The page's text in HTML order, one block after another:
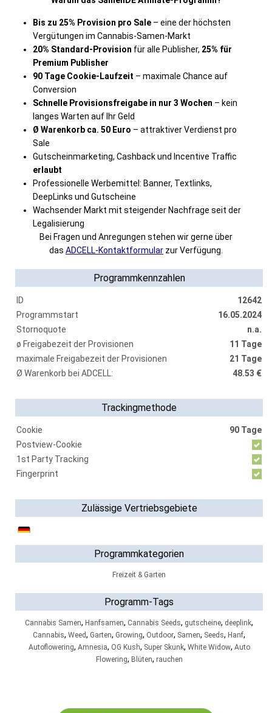
Bis zu 25% Provision pro Sale – eine der höchsten
Vergütungen im Cannabis-Samen-Markt
20% Standard-Provision für alle Publisher, 25% für
Premium Publisher
90 Tage Cookie-Laufzeit – maximale Chance auf
Conversion
Schnelle Provisionsfreigabe in nur 3 Wochen – kein
langes Warten auf Ihr Geld
Ø Warenkorb ca. 50 Euro – attraktiver Verdienst pro
Sale
Gutscheinmarketing, Cashback und Incentive Traffic
erlaubt
Professionelle Werbemittel: Banner, Textlinks,
DeepLinks und Gutscheine
Wachsender Markt mit steigender Nachfrage seit der
Legalisierung
Bei Fragen und Anregungen stehen wir gerne über
das ADCELL-Kontaktformular zur Verfügung.
Programmkennzahlen
ID
12642
Programmstart
16.05.2024
Stornoquote
n.a.
ø Freigabezeit der Provisionen
11 Tage
maximale Freigabezeit der Provisionen
21 Tage
Ø Warenkorb bei ADCELL:
48.53 €
Trackingmethode
Cookie
90 Tage
Postview-Cookie
1st Party Tracking
Fingerprint
Zulässige Vertriebsgebiete
Programmkategorien
Freizeit & Garten
Programm-Tags
Cannabis Samen, Hanfsamen, Cannabis Seeds, gutscheine, deeplink,
Cannabis, Weed, Garten, Growing, Outdoor, Samen, Seeds, Hanf,
Autoflowering, Amnesia, OG Kush, Super Skunk, White Widow, Auto
Flowering, Blüten, rauchen